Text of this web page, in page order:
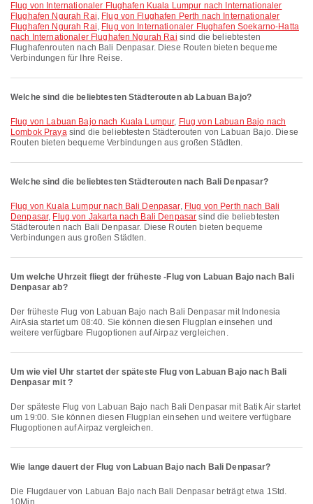
Flug von Internationaler Flughafen Kuala Lumpur nach Internationaler
Flughafen Ngurah Rai, Flug von Flughafen Perth nach Internationaler
Flughafen Ngurah Rai, Flug von Internationaler Flughafen Soekarno-Hatta
nach Internationaler Flughafen Ngurah Rai sind die beliebtesten
Flughafenrouten nach Bali Denpasar. Diese Routen bieten bequeme
Verbindungen für Ihre Reise.
Welche sind die beliebtesten Städterouten ab Labuan Bajo?
Flug von Labuan Bajo nach Kuala Lumpur, Flug von Labuan Bajo nach
Lombok Prayasind die beliebtesten Städterouten von Labuan Bajo. Diese
Routen bieten bequeme Verbindungen aus großen Städten.
Welche sind die beliebtesten Städterouten nach Bali Denpasar?
Flug von Kuala Lumpur nach Bali Denpasar, Flug von Perth nach Bali
Denpasar, Flug von Jakarta nach Bali Denpasar sind die beliebtesten
Städterouten nach Bali Denpasar. Diese Routen bieten bequeme
Verbindungen aus großen Städten.
Um welche Uhrzeit fliegt der früheste -Flug von Labuan Bajo nach Bali
Denpasar ab?
Der früheste Flug von Labuan Bajo nach Bali Denpasar mit Indonesia
AirAsia startet um 08:40. Sie können diesen Flugplan einsehen und
weitere verfügbare Flugoptionen auf Airpaz vergleichen.
Um wie viel Uhr startet der späteste Flug von Labuan Bajo nach Bali
Denpasar mit ?
Der späteste Flug von Labuan Bajo nach Bali Denpasar mit Batik Air startet
um 19:00. Sie können diesen Flugplan einsehen und weitere verfügbare
Flugoptionen auf Airpaz vergleichen.
Wie lange dauert der Flug von Labuan Bajo nach Bali Denpasar?
Die Flugdauer von Labuan Bajo nach Bali Denpasar beträgt etwa 1Std.
10Min..